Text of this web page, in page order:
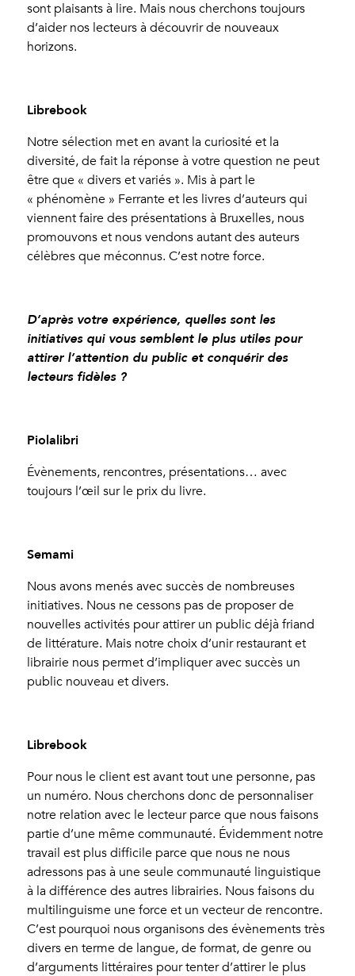
sont plaisants à lire. Mais nous cherchons toujours
d’aider nos lecteurs à découvrir de nouveaux
horizons.
Librebook
Notre sélection met en avant la curiosité et la
diversité, de fait la réponse à votre question ne peut
être que « divers et variés ». Mis à part le
« phénomène » Ferrante et les livres d’auteurs qui
viennent faire des présentations à Bruxelles, nous
promouvons et nous vendons autant des auteurs
célèbres que méconnus. C’est notre force.
D’après votre expérience, quelles sont les
initiatives qui vous semblent le plus utiles pour
attirer l’attention du public et conquérir des
lecteurs fidèles ?
Piolalibri
Évènements, rencontres, présentations… avec
toujours l’œil sur le prix du livre.
Semami
Nous avons menés avec succès de nombreuses
initiatives. Nous ne cessons pas de proposer de
nouvelles activités pour attirer un public déjà friand
de littérature. Mais notre choix d’unir restaurant et
librairie nous permet d’impliquer avec succès un
public nouveau et divers.
Librebook
Pour nous le client est avant tout une personne, pas
un numéro. Nous cherchons donc de personnaliser
notre relation avec le lecteur parce que nous faisons
partie d’une même communauté. Évidemment notre
travail est plus difficile parce que nous ne nous
adressons pas à une seule communauté linguistique
à la différence des autres librairies. Nous faisons du
multilinguisme une force et un vecteur de rencontre.
C’est pourquoi nous organisons des évènements très
divers en terme de langue, de format, de genre ou
d’arguments littéraires pour tenter d’attirer le plus